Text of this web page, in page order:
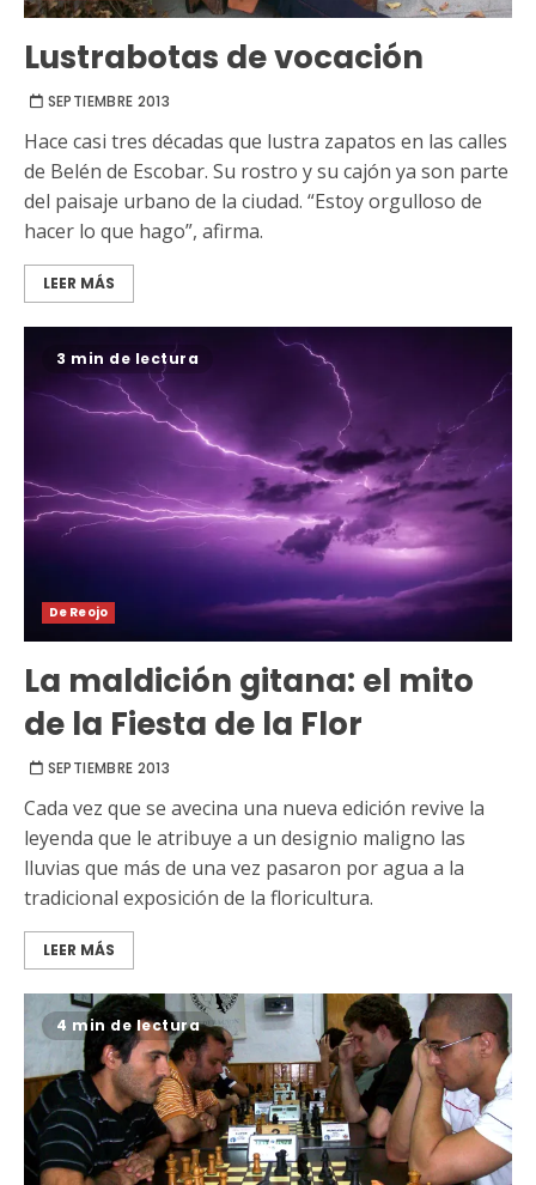
Lustrabotas de vocación
SEPTIEMBRE 2013
Hace casi tres décadas que lustra zapatos en las calles
de Belén de Escobar. Su rostro y su cajón ya son parte
del paisaje urbano de la ciudad. “Estoy orgulloso de
hacer lo que hago”, afirma.
LEER MÁS
3 min de lectura
De Reojo
La maldición gitana: el mito
de la Fiesta de la Flor
SEPTIEMBRE 2013
Cada vez que se avecina una nueva edición revive la
leyenda que le atribuye a un designio maligno las
lluvias que más de una vez pasaron por agua a la
tradicional exposición de la floricultura.
LEER MÁS
4 min de lectura